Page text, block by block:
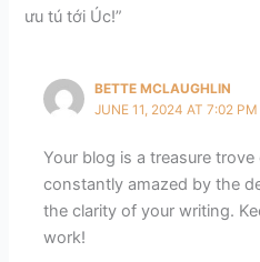
ưu tú tới Úc!”
BETTE MCLAUGHLIN
JUNE 11, 2024 AT 7:02 PM
Your blog is a treasure trove
constantly amazed by the
the clarity of your writing.
work!